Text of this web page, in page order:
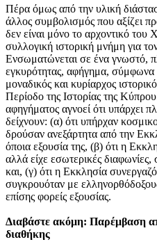
Πέρα όμως από την υλική
άλλος συμβολισμός που αξίζει
δεν είναι μόνο το αρχοντικό του
συλλογική ιστορική μνήμη για
Ενσωματώνεται σε ένα γνωστό,
εγκυρότητας, αφήγημα, σύμφωνα
μοναδικός και κυρίαρχος
Περίοδο της Ιστορίας της
αφηγήματος αγνοεί ότι υπάρχει
δείχνουν: (α) ότι υπήρχαν
δρούσαν ανεξάρτητα από την
όποια εξουσία της, (β) ότι η
αλλά είχε εσωτερικές διαφωνίες,
και, (γ) ότι η Εκκλησία
συγκρουόταν με
επίσης φορείς εξουσίας.
Διαβάστε ακόμη: Παρέμβαση
διαθήκης